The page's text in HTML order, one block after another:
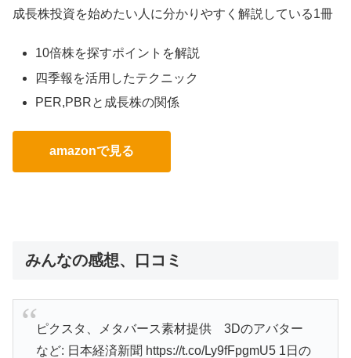
成長株投資を始めたい人に分かりやすく解説している1冊
10倍株を探すポイントを解説
四季報を活用したテクニック
PER,PBRと成長株の関係
amazonで見る
みんなの感想、口コミ
ピクスタ、メタバース素材提供 3Dのアバター
など: 日本経済新聞 https://t.co/Ly9fFpgmU5 1日の